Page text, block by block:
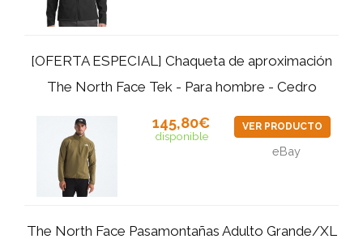
[OFERTA ESPECIAL] Chaqueta de aproximación
The North Face Tek - Para hombre - Cedro
145,80€
disponible
VER PRODUCTO
eBay
The North Face Pasamontañas Adulto Grande/XL